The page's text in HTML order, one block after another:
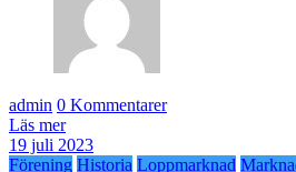
admin 0 Kommentarer
Läs mer
19 juli 2023
Förening Historia Loppmarknad